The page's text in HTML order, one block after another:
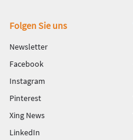
Fußbereich
Folgen Sie uns
Newsletter
Facebook
Instagram
Pinterest
Xing News
LinkedIn